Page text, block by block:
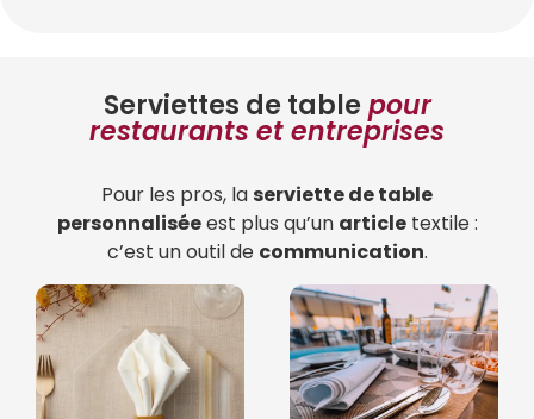
Serviettes de table pour
restaurants et entreprises
Pour les pros, la serviette de table
personnaliséeest plus qu’un articletextile :
c’est un outil de communication.